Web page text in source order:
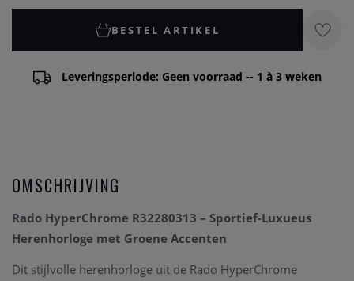
BESTEL ARTIKEL
Leveringsperiode: Geen voorraad -- 1 à 3 weken
OMSCHRIJVING
Rado HyperChrome R32280313 – Sportief-Luxueus
Herenhorloge met Groene Accenten
Dit stijlvolle herenhorloge uit de Rado HyperChrome